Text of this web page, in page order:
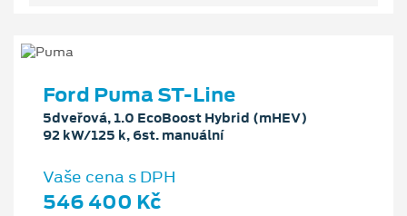
Ford Puma ST-Line
5dveřová, 1.0 EcoBoost Hybrid (mHEV)
92 kW/125 k, 6st. manuální
Vaše cena s DPH
546 400 Kč